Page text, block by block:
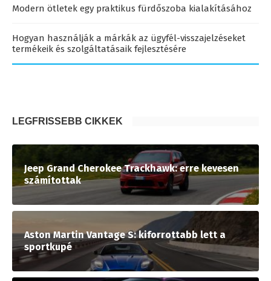
Modern ötletek egy praktikus fürdőszoba kialakításához
Hogyan használják a márkák az ügyfél-visszajelzéseket
termékeik és szolgáltatásaik fejlesztésére
LEGFRISSEBB CIKKEK
Jeep Grand Cherokee Trackhawk: erre kevesen
számítottak
Aston Martin Vantage S: kiforrottabb lett a
sportkupé